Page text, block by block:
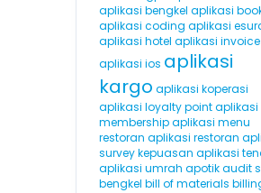
aplikasi bengkel aplikasi
aplikasi coding aplikasi
aplikasi hotel aplikasi invoice
aplikasi ios aplikasi
kargo aplikasi koperasi
aplikasi loyalty point aplikasi
membership aplikasi menu
restoran aplikasi restoran
survey kepuasan aplikasi
aplikasi umrah apotik audit
bengkel bill of materials